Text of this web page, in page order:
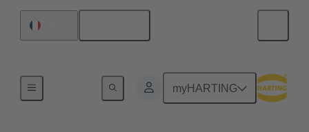
myHARTING
Presse-étoupes